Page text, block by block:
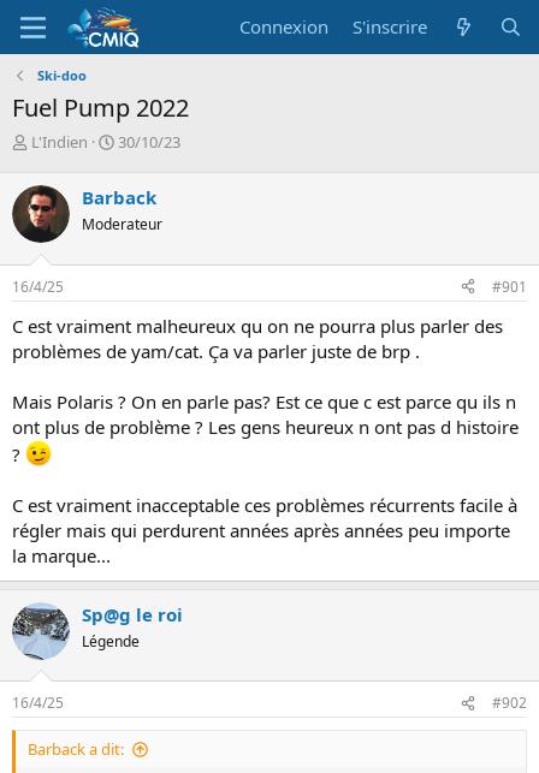
Connexion S'inscrire
Ski-doo
Fuel Pump 2022
A
t
e
u
r
d
e
a
d
s
c
u
s
i
o
n
L'Indien
D
e
d
d
u
t
30/10/23
Barback
Moderateur
16/4/25 #901
C est vraiment malheureux qu on ne pourra plus parler des
problèmes de yam/cat. Ça va parler juste de brp .
Mais Polaris ? On en parle pas? Est ce que c est parce qu ils n
ont plus de problème ? Les gens heureux n ont pas d histoire
?
C est vraiment inacceptable ces problèmes récurrents facile à
régler mais qui perdurent années après années peu importe
la marque...
Sp@g le roi
Légende
16/4/25 #902
Barback a dit: